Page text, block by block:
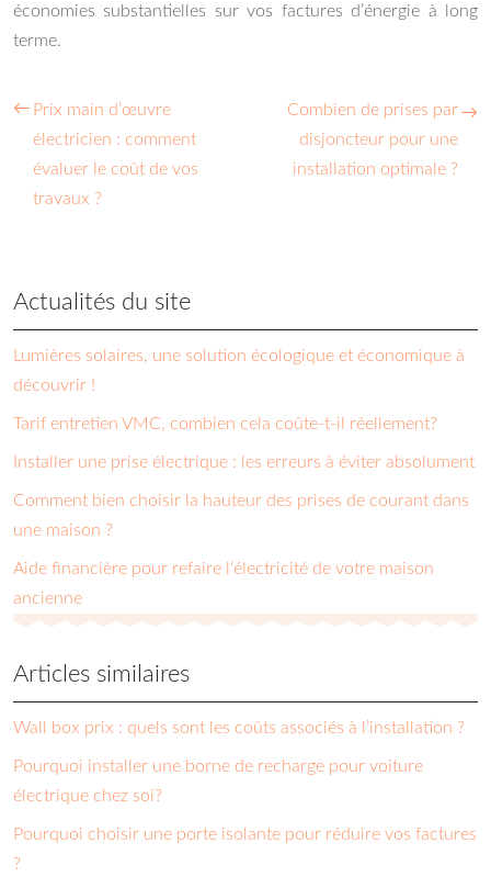
économies substantielles sur vos factures d’énergie à long
terme.
Prix main d’œuvre
électricien : comment
évaluer le coût de vos
travaux ?
Combien de prises par
disjoncteur pour une
installation optimale ?
Actualités du site
Lumières solaires, une solution écologique et économique à
découvrir !
Tarif entretien VMC, combien cela coûte-t-il réellement?
Installer une prise électrique : les erreurs à éviter absolument
Comment bien choisir la hauteur des prises de courant dans
une maison ?
Aide financière pour refaire l’électricité de votre maison
ancienne
Articles similaires
Wall box prix : quels sont les coûts associés à l’installation ?
Pourquoi installer une borne de recharge pour voiture
électrique chez soi?
Pourquoi choisir une porte isolante pour réduire vos factures
?